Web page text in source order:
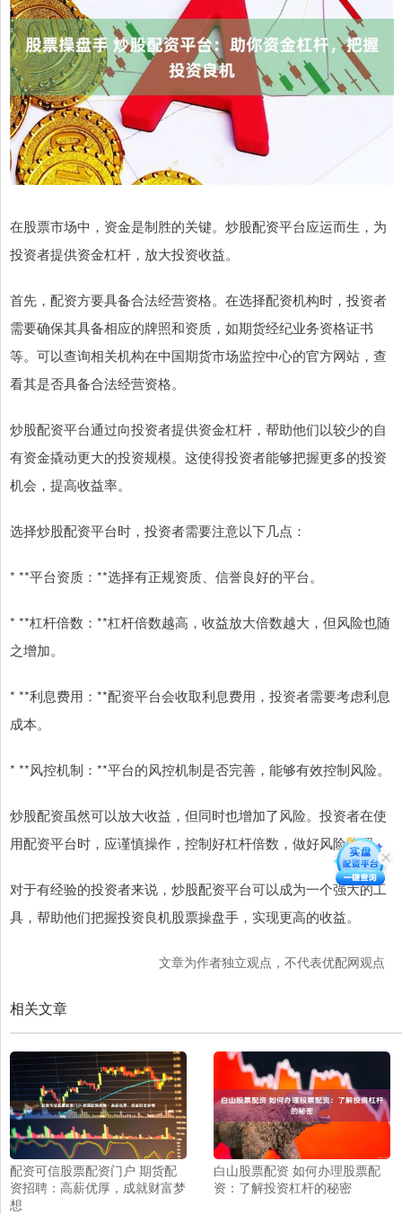
在股票市场中，资金是制胜的关键。炒股配资平台应运而生，为
投资者提供资金杠杆，放大投资收益。
首先，配资方要具备合法经营资格。在选择配资机构时，投资者
需要确保其具备相应的牌照和资质，如期货经纪业务资格证书
等。可以查询相关机构在中国期货市场监控中心的官方网站，查
看其是否具备合法经营资格。
炒股配资平台通过向投资者提供资金杠杆，帮助他们以较少的自
有资金撬动更大的投资规模。这使得投资者能够把握更多的投资
机会，提高收益率。
选择炒股配资平台时，投资者需要注意以下几点：
* **平台资质：**选择有正规资质、信誉良好的平台。
* **杠杆倍数：**杠杆倍数越高，收益放大倍数越大，但风险也随
之增加。
* **利息费用：**配资平台会收取利息费用，投资者需要考虑利息
成本。
* **风控机制：**平台的风控机制是否完善，能够有效控制风险。
炒股配资虽然可以放大收益，但同时也增加了风险。投资者在使
用配资平台时，应谨慎操作，控制好杠杆倍数，做好风险管理。
对于有经验的投资者来说，炒股配资平台可以成为一个强大的工
具，帮助他们把握投资良机股票操盘手，实现更高的收益。
文章为作者独立观点，不代表优配网观点
相关文章
配资可信股票配资门户 期货配
资招聘：高薪优厚，成就财富梦
想
白山股票配资 如何办理股票配
资：了解投资杠杆的秘密